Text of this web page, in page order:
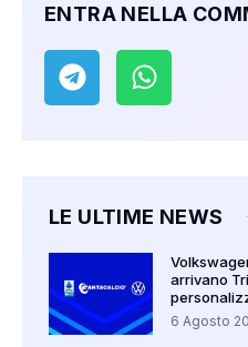
ENTRA NELLA
LE ULTIME NEWS
arrivano
6 Agosto